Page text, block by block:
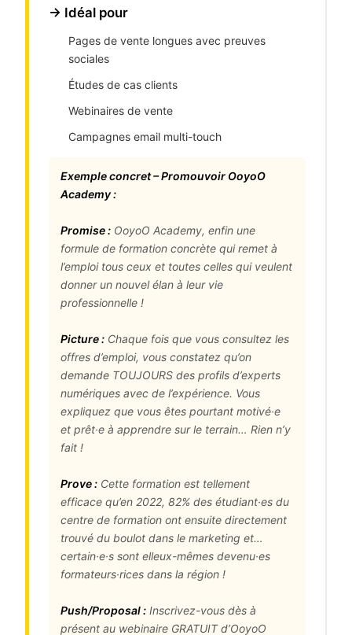
→ Idéal pour
Pages de vente longues avec preuves
sociales
Études de cas clients
Webinaires de vente
Campagnes email multi-touch
Exemple concret – Promouvoir OoyoO
Academy :
Promise : OoyoO Academy, enfin une
formule de formation concrète qui remet à
l’emploi tous ceux et toutes celles qui veulent
donner un nouvel élan à leur vie
professionnelle !
Picture : Chaque fois que vous consultez les
offres d’emploi, vous constatez qu’on
demande TOUJOURS des profils d’experts
numériques avec de l’expérience. Vous
expliquez que vous êtes pourtant motivé·e
et prêt·e à apprendre sur le terrain… Rien n’y
fait !
Prove : Cette formation est tellement
efficace qu’en 2022, 82% des étudiant·es du
centre de formation ont ensuite directement
trouvé du boulot dans le marketing et…
certain·e·s sont elleux-mêmes devenu·es
formateurs·rices dans la région !
Push/Proposal : Inscrivez-vous dès à
présent au webinaire GRATUIT d’OoyoO